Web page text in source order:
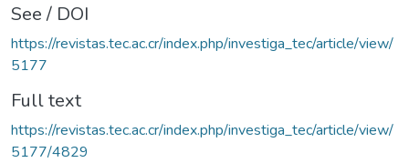
See / DOI
https://revistas.tec.ac.cr/index.php/investiga_tec/article/view/
5177
Full text
https://revistas.tec.ac.cr/index.php/investiga_tec/article/view/
5177/4829